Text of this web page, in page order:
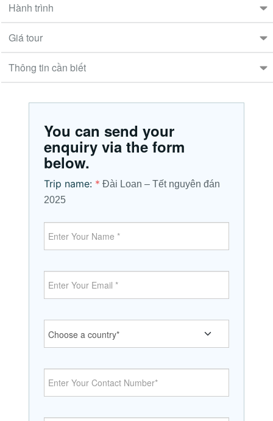
Hành trình
Giá tour
Thông tin cần biết
You can send your
enquiry via the form
below.
Trip name: * Đài Loan – Tết nguyên đán
2025